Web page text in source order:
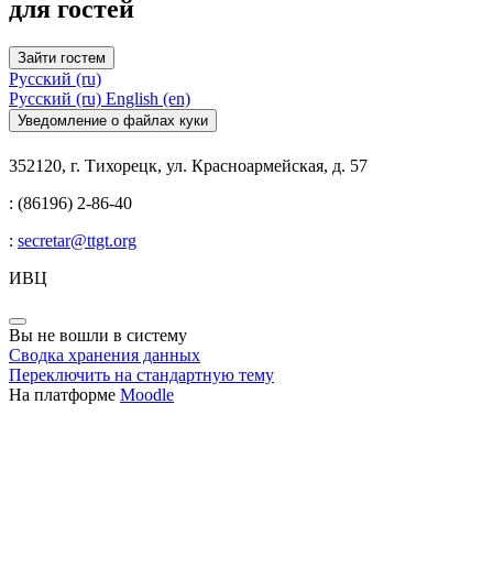
для гостей
Зайти гостем
Русский ‎(ru)‎
Русский ‎(ru)‎ English ‎(en)‎
Уведомление о файлах куки
352120, г. Тихорецк, ул. Красноармейская, д. 57
: (86196) 2-86-40
: secretar@ttgt.org
ИВЦ
Вы не вошли в систему
Сводка хранения данных
Переключить на стандартную тему
На платформе Moodle